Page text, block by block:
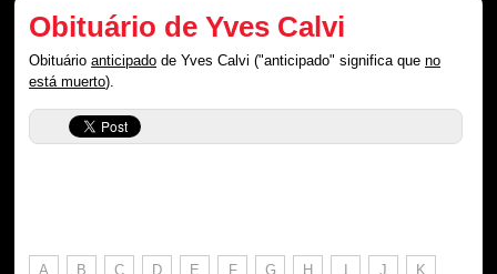
Obituário de Yves Calvi
Obituárioanticipado de Yves Calvi ("anticipado" significa queno
está muerto).
A B C D E F G H I J K